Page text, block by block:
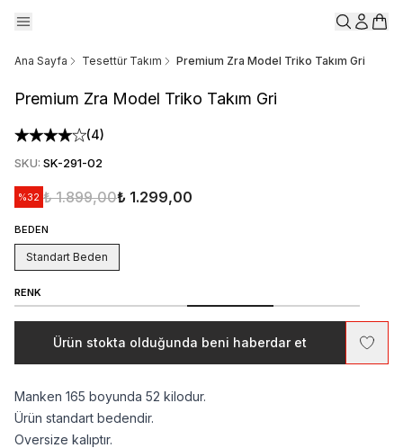
Ana Sayfa Tesettür Takım Premium Zra Model Triko Takım Gri
Premium Zra Model Triko Takım Gri
(4)
SKU: SK-291-02
%32 ₺ 1.899,00₺ 1.299,00
BEDEN
Standart Beden
RENK
Ürün stokta olduğunda beni haberdar et
Manken 165 boyunda 52 kilodur.
Ürün standart bedendir.
Oversize kalıptır.